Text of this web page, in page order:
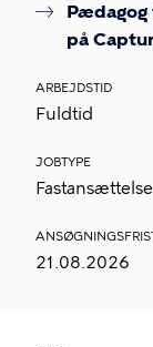
på
ARBEJDSTID
Fuldtid
JOBTYPE
Fastansættelse
21.08.2026